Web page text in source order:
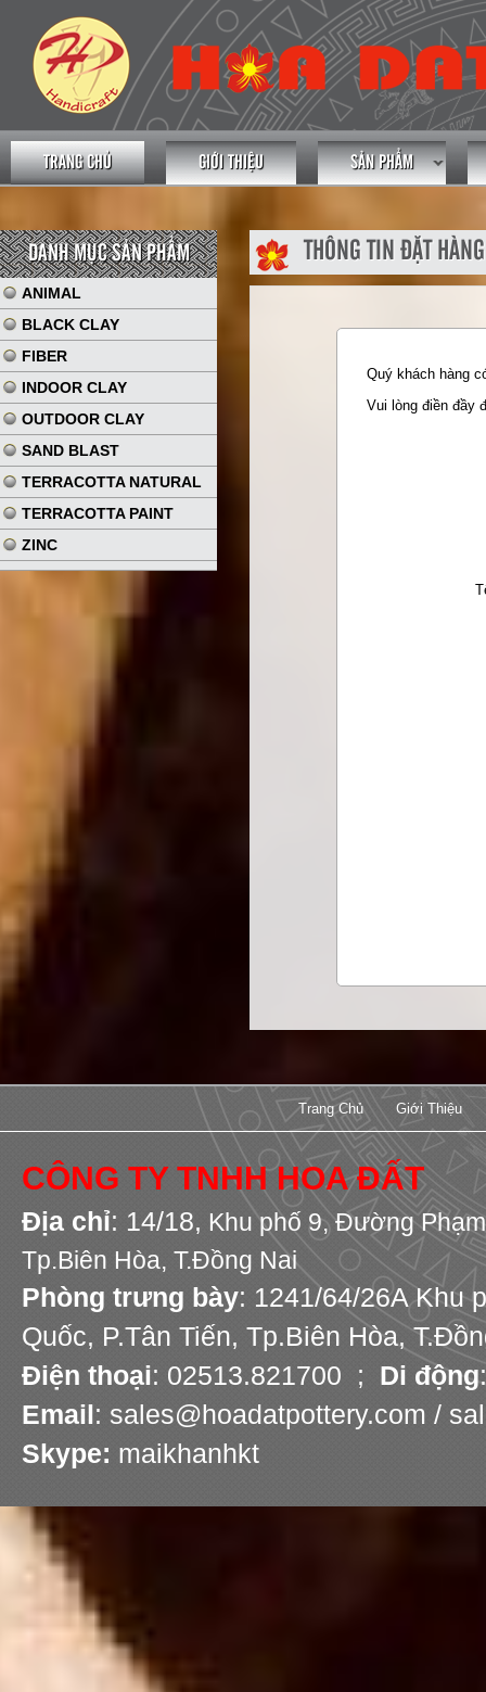
TRANG CHỦ GIỚI THIỆU SẢN PHẨM
DANH MỤC SẢN PHẨM
ANIMAL
BLACK CLAY
FIBER
INDOOR CLAY
OUTDOOR CLAY
SAND BLAST
TERRACOTTA NATURAL
TERRACOTTA PAINT
ZINC
THÔNG TIN ĐẶT HÀNG
Quý khách hàng
Vui lòng điền đầy
Trang Chủ Giới Thiệu
CÔNG TY TNHH HOA ĐẤT
Địa chỉ: 14/18, Khu phố 9,Đường Phạm
Tp.Biên Hòa, T.Đồng Nai
Phòng trưng bày: 1241/64/26A Khu
Quốc, P.Tân Tiến, Tp.Biên Hòa,
Điện thoại: 02513.821700 ; Di động
Email: sales@hoadatpottery.com /
Skype: maikhanhkt